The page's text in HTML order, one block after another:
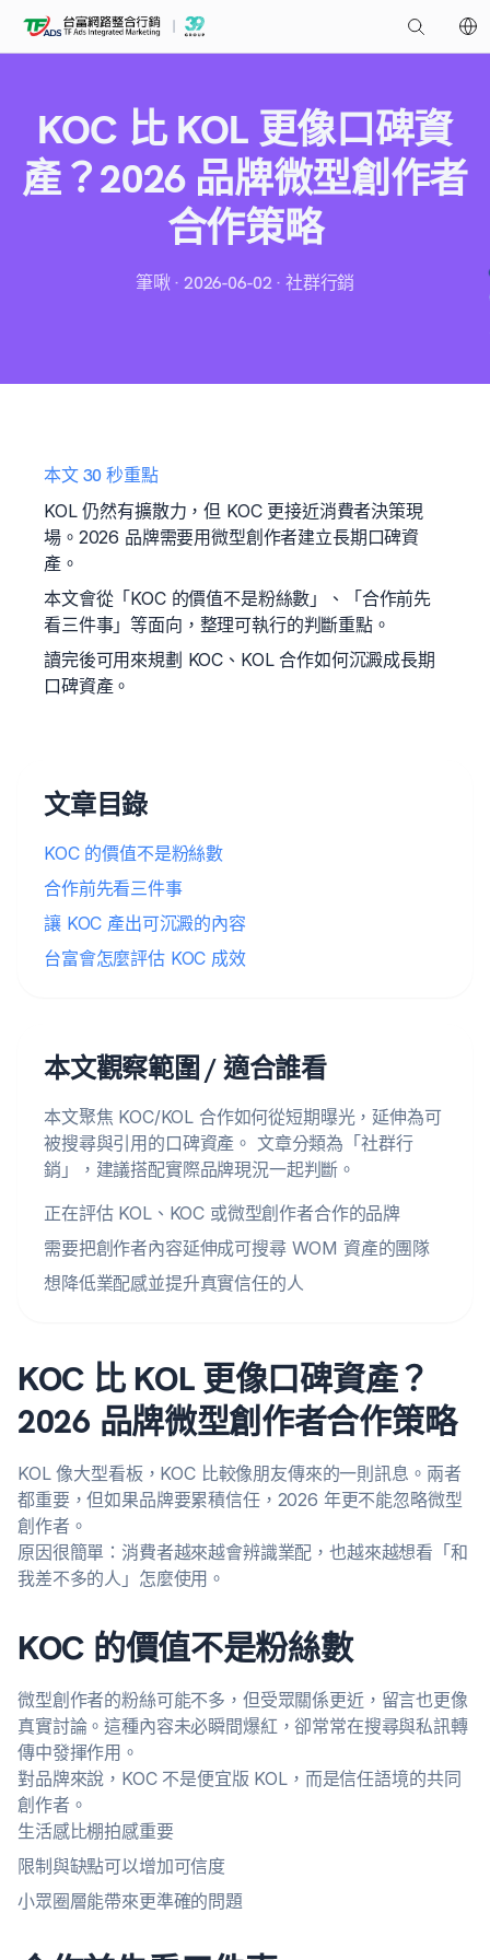
KOC 比 KOL 更像口碑資
產？2026 品牌微型創作者
合作策略
筆啾 · 2026-06-02 · 社群行銷
本文 30 秒重點
KOL 仍然有擴散力，但 KOC 更接近消費者決策現
場。2026 品牌需要用微型創作者建立長期口碑資
產。
本文會從「KOC 的價值不是粉絲數」、「合作前先
看三件事」等面向，整理可執行的判斷重點。
讀完後可用來規劃 KOC、KOL 合作如何沉澱成長期
口碑資產。
文章目錄
KOC 的價值不是粉絲數
合作前先看三件事
讓 KOC 產出可沉澱的內容
台富會怎麼評估 KOC 成效
本文觀察範圍 / 適合誰看
本文聚焦 KOC/KOL 合作如何從短期曝光，延伸為可
被搜尋與引用的口碑資產。 文章分類為「社群行
銷」，建議搭配實際品牌現況一起判斷。
正在評估 KOL、KOC 或微型創作者合作的品牌
需要把創作者內容延伸成可搜尋 WOM 資產的團隊
想降低業配感並提升真實信任的人
KOC 比 KOL 更像口碑資產？
2026 品牌微型創作者合作策略
KOL 像大型看板，KOC 比較像朋友傳來的一則訊息。兩者
都重要，但如果品牌要累積信任，2026 年更不能忽略微型
創作者。
原因很簡單：消費者越來越會辨識業配，也越來越想看「和
我差不多的人」怎麼使用。
KOC 的價值不是粉絲數
微型創作者的粉絲可能不多，但受眾關係更近，留言也更像
真實討論。這種內容未必瞬間爆紅，卻常常在搜尋與私訊轉
傳中發揮作用。
對品牌來說，KOC 不是便宜版 KOL，而是信任語境的共同
創作者。
生活感比棚拍感重要
限制與缺點可以增加可信度
小眾圈層能帶來更準確的問題